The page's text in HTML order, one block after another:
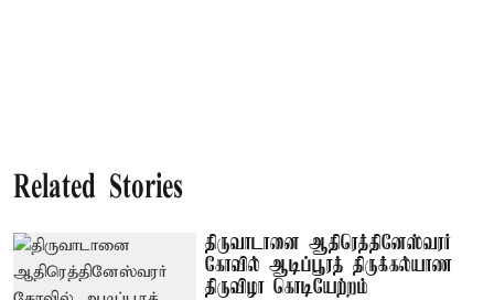
Related Stories
திருவாடானை ஆதிரெத்தினேஸ்வரர்
கோவில் ஆடிப்பூரத் திருக்கல்யாண
திருவிழா கொடியேற்றம்